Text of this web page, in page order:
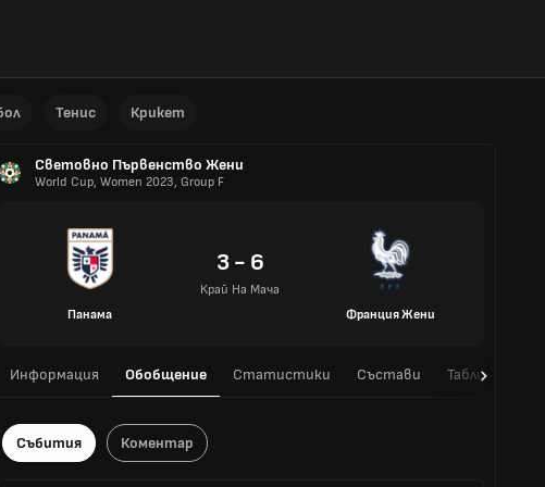
Тенис Крикет
Световно Първенство Жени
World Cup, Women 2023, Group F
Панама
3 - 6
Край На Мача
Франция Жени
Информация Обобщение Статистики Състави Таблица
Събития Коментар